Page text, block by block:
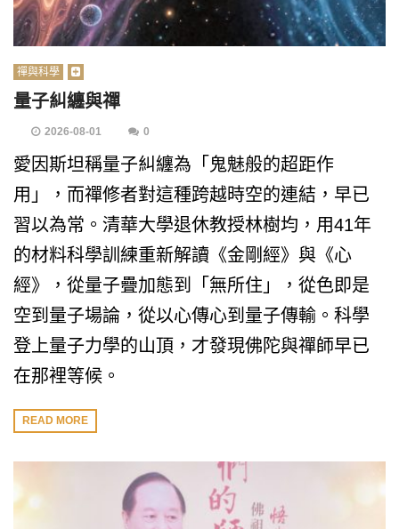
禪與科學
量子糾纏與禪
2026-08-01 0
愛因斯坦稱量子糾纏為「鬼魅般的超距作
用」，而禪修者對這種跨越時空的連結，早已
習以為常。清華大學退休教授林樹均，用41年
的材料科學訓練重新解讀《金剛經》與《心
經》，從量子疊加態到「無所住」，從色即是
空到量子場論，從以心傳心到量子傳輸。科學
登上量子力學的山頂，才發現佛陀與禪師早已
在那裡等候。
READ MORE